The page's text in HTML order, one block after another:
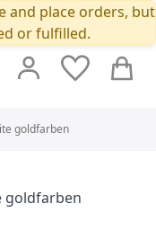
and place orders, but
or fulfilled.
Cart
goldfarben